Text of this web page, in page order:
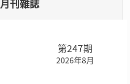
月刊雜誌
第247期
2026年8月